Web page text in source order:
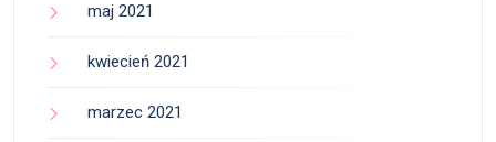
maj 2021
kwiecień 2021
marzec 2021